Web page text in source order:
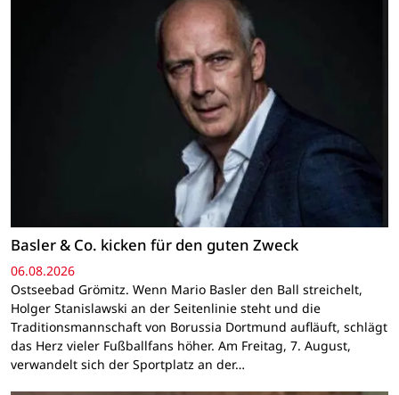
Basler & Co. kicken für den guten Zweck
06.08.2026
Ostseebad Grömitz. Wenn Mario Basler den Ball streichelt,
Holger Stanislawski an der Seitenlinie steht und die
Traditionsmannschaft von Borussia Dortmund aufläuft, schlägt
das Herz vieler Fußballfans höher. Am Freitag, 7. August,
verwandelt sich der Sportplatz an der…